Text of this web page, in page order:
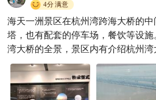
4分满意
海天一洲景区在杭州湾跨海大桥的
塔，也有配套的停车场，餐饮等设
湾大桥的全景，景区内有介绍杭州
馆。景区的门票不太便宜，性价比